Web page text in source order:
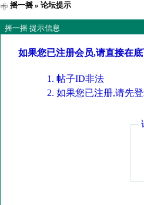
摇一摇» 论坛提示
摇一摇 提示信息
如果您已注册会员,请直接在
帖子ID非法
如果您已注册,请先